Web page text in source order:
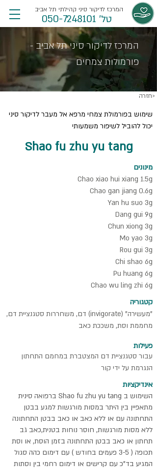
טל' 050-7248101
המרכז לדיקור סיני קהילתי תל אביב
המרכז לדיקור סיני תל אביב -
פורמולות צמחים
חזרה>
שימוש בפורמולת צמחי מרפא אל מעבר לדיקור סיני
יכול להוביל לשיפור משמעותי
Shao fu zhu yu tang
מינונים
Chao xiao hui xiang 1.5g
Chao gan jiang 0.6g
Yan hu suo 3g
Dang gui 9g
Chun xiong 3g
Mo yao 3g
Rou gui 3g
Chi shao 6g
Pu huang 6g
Chao wu ling zhi 6g
קטגוריה
"מעשירה" (invigorate) דם, משחררות סטגנציית דם,
מחממת וסת, משככת כאב
פעילות
עבור סטגנציית דם המצטברת במחמם התחתון
הנגרמת על ידי קור
אינדיקציות
השימוש ב Shao fu zhu yu tang ברפואה סינית
מתאפיין בין היתר במסות מורגשות למגע בבטן
התחתונה עם או ללא כאב או כאב בבטן התחתונה
ללא מסות מורגשות, חוסר נוחות בטנית,כאב גב
תחתון או כאב בבטן התחתונה בזמן הוסת, או וסת
תכופה ( 3-5 פעמים בחודש ) עם דימום כהה סגול
המגיע בד"כ עם קרישים או דימום רחמי בין וסתות